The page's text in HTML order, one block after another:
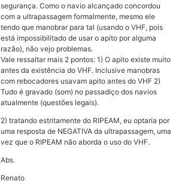
segurança. Como o navio alcançado concordou
com a ultrapassagem formalmente, mesmo ele
tendo que manobrar para tal (usando o VHF, pois
está impossibilitado de usar o apito por alguma
razão), não vejo problemas.
Vale ressaltar mais 2 pontos: 1) O apito existe muito
antes da existência do VHF. Inclusive manobras
com rebocadores usavam apito antes do VHF 2)
Tudo é gravado (som) no passadiço dos navios
atualmente (questões legais).
2) tratando estritamente do RIPEAM, eu optaria por
uma resposta de NEGATIVA da ultrapassagem, uma
vez que o RIPEAM não aborda o uso do VHF.
Abs.
Renato